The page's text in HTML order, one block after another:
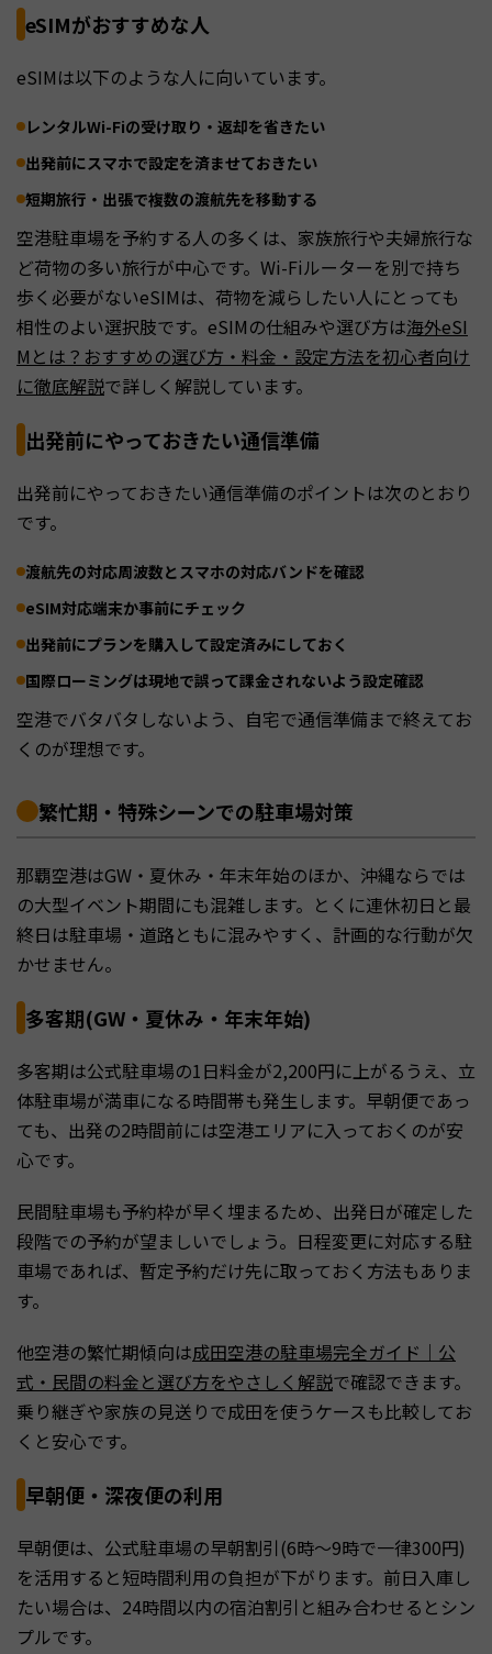
eSIMがおすすめな人
eSIMは以下のような人に向いています。
レンタルWi-Fiの受け取り・返却を省きたい
出発前にスマホで設定を済ませておきたい
短期旅行・出張で複数の渡航先を移動する
空港駐車場を予約する人の多くは、家族旅行や夫婦旅行な
ど荷物の多い旅行が中心です。Wi-Fiルーターを別で持ち
歩く必要がないeSIMは、荷物を減らしたい人にとっても
相性のよい選択肢です。eSIMの仕組みや選び方は海外eSI
Mとは？おすすめの選び方・料金・設定方法を初心者向け
に徹底解説で詳しく解説しています。
出発前にやっておきたい通信準備
出発前にやっておきたい通信準備のポイントは次のとおり
です。
渡航先の対応周波数とスマホの対応バンドを確認
eSIM対応端末か事前にチェック
出発前にプランを購入して設定済みにしておく
国際ローミングは現地で誤って課金されないよう設定確認
空港でバタバタしないよう、自宅で通信準備まで終えてお
くのが理想です。
繁忙期・特殊シーンでの駐車場対策
那覇空港はGW・夏休み・年末年始のほか、沖縄ならでは
の大型イベント期間にも混雑します。とくに連休初日と最
終日は駐車場・道路ともに混みやすく、計画的な行動が欠
かせません。
多客期(GW・夏休み・年末年始)
多客期は公式駐車場の1日料金が2,200円に上がるうえ、立
体駐車場が満車になる時間帯も発生します。早朝便であっ
ても、出発の2時間前には空港エリアに入っておくのが安
心です。
民間駐車場も予約枠が早く埋まるため、出発日が確定した
段階での予約が望ましいでしょう。日程変更に対応する駐
車場であれば、暫定予約だけ先に取っておく方法もありま
す。
他空港の繁忙期傾向は成田空港の駐車場完全ガイド｜公
式・民間の料金と選び方をやさしく解説で確認できます。
乗り継ぎや家族の見送りで成田を使うケースも比較してお
くと安心です。
早朝便・深夜便の利用
早朝便は、公式駐車場の早朝割引(6時〜9時で一律300円)
を活用すると短時間利用の負担が下がります。前日入庫し
たい場合は、24時間以内の宿泊割引と組み合わせるとシン
プルです。